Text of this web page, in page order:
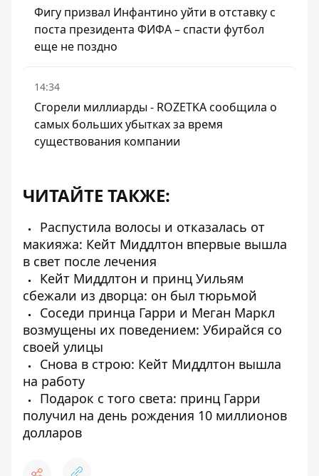
Фигу призвал Инфантино уйти в отставку с
поста президента ФИФА – спасти футбол
еще не поздно
14:34
Сгорели миллиарды - ROZETKA сообщила о
самых больших убытках за время
существования компании
ЧИТАЙТЕ ТАКЖЕ:
Распустила волосы и отказалась от
макияжа: Кейт Миддлтон впервые вышла
в свет после лечения
Кейт Миддлтон и принц Уильям
сбежали из дворца: он был тюрьмой
Соседи принца Гарри и Меган Маркл
возмущены их поведением: Убирайся со
своей улицы
Снова в строю: Кейт Миддлтон вышла
на работу
Подарок с того света: принц Гарри
получил на день рождения 10 миллионов
долларов